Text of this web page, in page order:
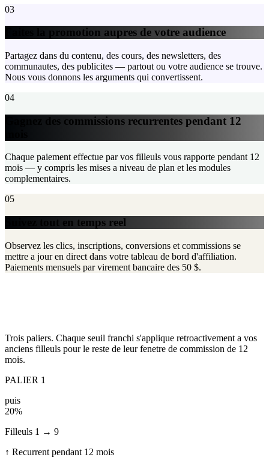
03
Faites la promotion aupres de votre audience
Partagez dans du contenu, des cours, des newsletters, des
communautes, des publicites — partout ou votre audience se trouve.
Nous vous donnons les arguments qui convertissent.
04
Gagnez des commissions recurrentes pendant 12
Chaque paiement effectue par vos filleuls vous rapporte pendant 12
mois — y compris les mises a niveau de plan et les modules
complementaires.
05
Suivez tout en temps reel
Observez les clics, inscriptions, conversions et commissions se
mettre a jour en direct dans votre tableau de bord d'affiliation.
Paiements mensuels par virement bancaire des 50 $.
Trois paliers. Chaque seuil franchi s'applique retroactivement a vos
anciens filleuls pour le reste de leur fenetre de commission de 12
mois.
PALIER 1
puis
20%
Filleuls 1 → 9
↑ Recurrent pendant 12 mois